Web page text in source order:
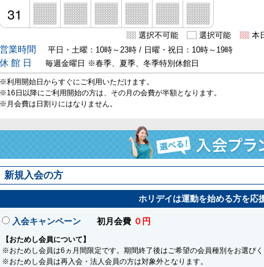
31
選択不可能 選択可能 本
営業時間 平日・土曜：10時～23時 / 日曜・祝日：10時～19時
休 館 日 毎週金曜日 ※春季、夏季、冬季特別休館日
※利用開始日からすぐにご利用いただけます。
※16日以降にご利用開始の方は、その月の会費が半額となります。
※月会費は日割りにはなりません。
新規入会の方
ホリデイは運動を始める方を応
入会キャンペーン 初月会費 ０円
【おためし会員について】
※おためし会員は6ヵ月間限定です。期間終了後はご希望の会員種別をお選びく
※おためし会員は再入会・法人会員の方は対象外となります。